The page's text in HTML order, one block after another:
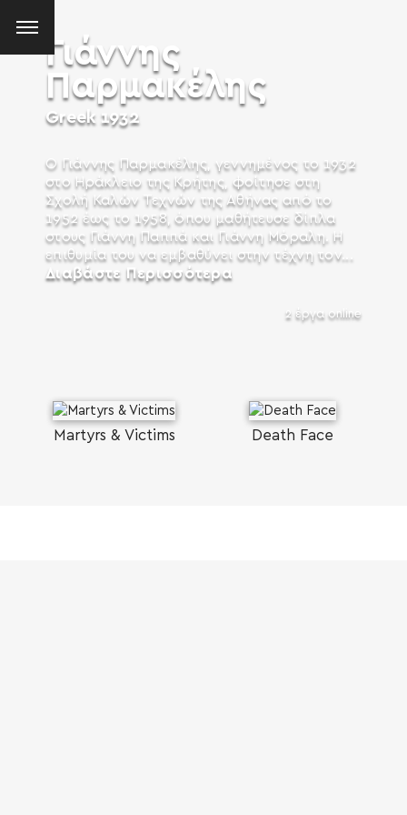
Γιάννης
Παρμακέλης
Greek 1932
Ο Γιάννης Παρμακέλης, γεννημένος το 1932
στο Ηράκλειο της Κρήτης, φοίτησε στη
Σχολή Καλών Τεχνών της Αθήνας από το
1952 έως το 1958, όπου μαθήτευσε δίπλα
στους Γιάννη Παππά και Γιάννη Μόραλη. Η
επιθυμία του να εμβαθύνει στην τέχνη τον...
Διαβάστε Περισσότερα
2 έργα online
Martyrs & Victims Death Face